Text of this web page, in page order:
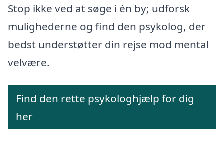
Stop ikke ved at søge i én by; udforsk
mulighederne og find den psykolog, der
bedst understøtter din rejse mod mental
velvære.
Find den rette psykologhjælp for dig
her